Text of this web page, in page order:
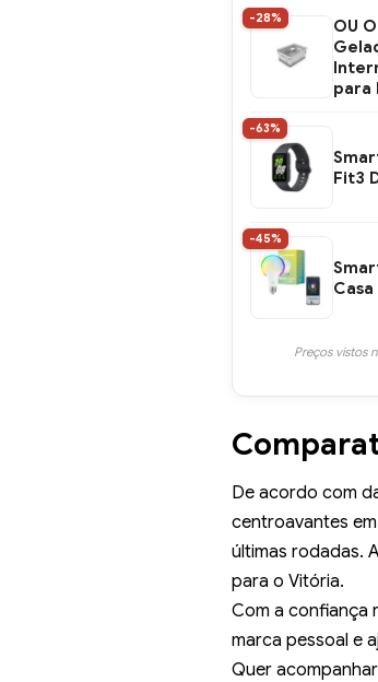
-28%
OU
para
-63%
Fit3
-45%
Preços vistos
De acordo com
centroavantes
últimas rodadas.
para o Vitória.
Com a confiança
marca pessoal e
Quer